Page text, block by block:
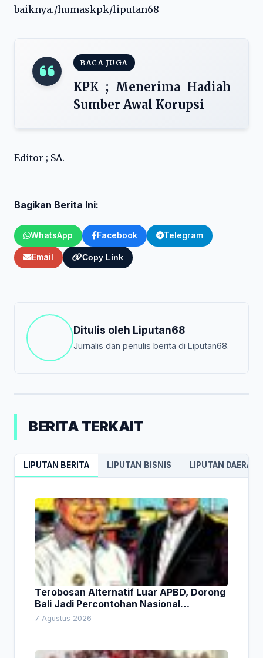
baiknya./humaskpk/liputan68
BACA JUGA
KPK ; Menerima Hadiah
Sumber Awal Korupsi
Editor ; SA.
Bagikan Berita Ini:
WhatsApp Facebook Telegram
Email Copy Link
Ditulis oleh Liputan68
Jurnalis dan penulis berita di Liputan68.
BERITA TERKAIT
LIPUTAN BERITA LIPUTAN BISNIS LIPUTAN DAERAH
Terobosan Alternatif Luar APBD, Dorong
Bali Jadi Percontohan Nasional
Pembiayaan Daerah
7 Agustus 2026